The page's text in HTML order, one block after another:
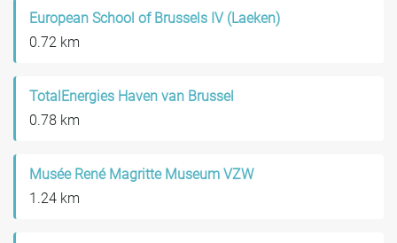
European School of Brussels IV (Laeken)
0.72 km
TotalEnergies Haven van Brussel
0.78 km
Musée René Magritte Museum VZW
1.24 km